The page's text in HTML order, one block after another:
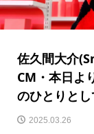
佐久間⼤介
CM・本日よ
のひとりとし
2025.03.26